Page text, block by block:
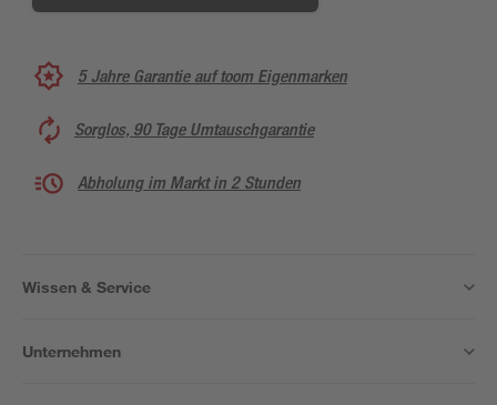
5 Jahre Garantie auf toom Eigenmarken
Sorglos, 90 Tage Umtauschgarantie
Abholung im Markt in 2 Stunden
Wissen & Service
Unternehmen